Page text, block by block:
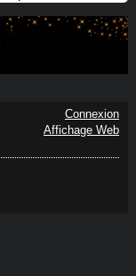
Connexion
Affichage Web